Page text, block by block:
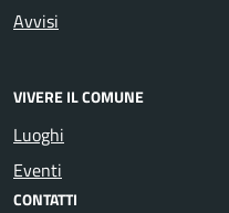
Avvisi
VIVERE IL COMUNE
Luoghi
Eventi
CONTATTI